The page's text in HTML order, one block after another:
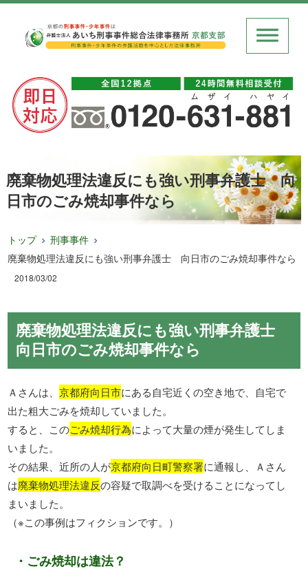
廃棄物処理法違反にも強い刑事弁護士 向
日市のごみ焼却事件なら
トップ
刑事事件
廃棄物処理法違反にも強い刑事弁護士 向日市のごみ焼却事件なら
2018/03/02
廃棄物処理法違反にも強い刑事弁護士
向日市のごみ焼却事件なら
Ａさんは、京都府向日市にある自宅近くの空き地で、自宅で
出た粗大ごみを焼却していました。
すると、このごみ焼却行為によって大量の煙が発生してしま
いました。
その結果、近所の人が京都府向日町警察署に通報し、Ａさん
は廃棄物処理法違反の容疑で取調べを受けることになってし
まいました。
（※この事例はフィクションです。）
・ごみ焼却は違法？